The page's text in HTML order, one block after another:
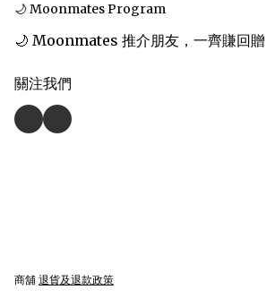
🌙 Moonmates Program
🌙 Moonmates 推介朋友，一齊賺回贈
關注我們
商舖 退貨及退款政策